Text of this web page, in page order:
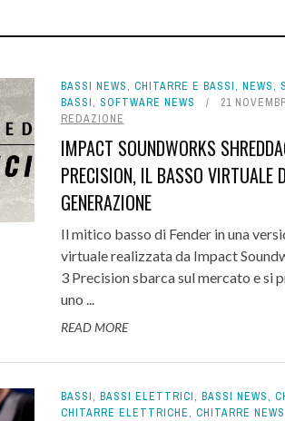
BASSI NEWS, CHITARRE E BASSI, NEWS,
BASSI, SOFTWARE NEWS 21
REDAZIONE
IMPACT SOUNDWORKS
PRECISION, IL BASSO VIRTUALE
GENERAZIONE
Il mitico basso di Fender in una
virtuale realizzata da Impact
3 Precision sbarca sul mercato e si
uno ...
READ MORE
BASSI, BASSI ELETTRICI, BASSI NEWS,
CHITARRE ELETTRICHE, CHITARRE NEWS